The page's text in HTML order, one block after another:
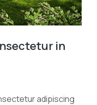
in
adipiscing